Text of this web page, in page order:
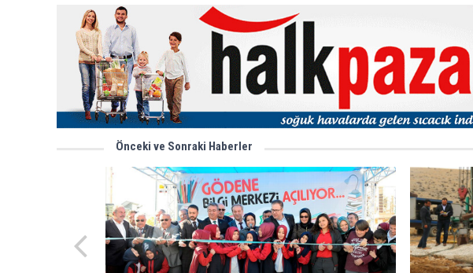
Önceki ve Sonraki Haberler